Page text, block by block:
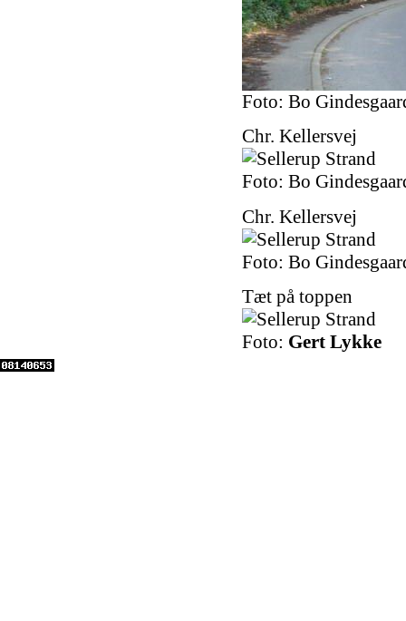
Foto: Bo
Chr. Kellersvej
Foto: Bo
Chr. Kellersvej
Foto: Bo
Tæt på toppen
Foto: Gert Lykke